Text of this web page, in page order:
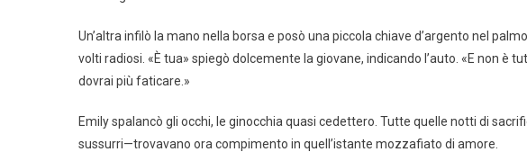
Un’altra infilò la mano nella borsa e posò una piccola chiave d’argento nel
volti radiosi. «È tua» spiegò dolcemente la giovane, indicando l’auto. «E non è
dovrai più faticare.»
Emily spalancò gli occhi, le ginocchia quasi cedettero. Tutte quelle notti di
sussurri—trovavano ora compimento in quell’istante mozzafiato di amore.